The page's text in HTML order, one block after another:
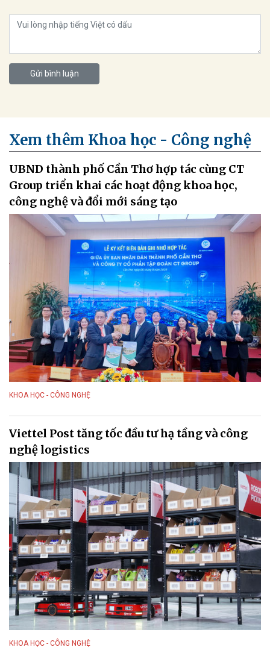
Gửi bình luận
Xem thêm Khoa học - Công nghệ
UBND thành phố Cần Thơ hợp tác cùng CT
Group triển khai các hoạt động khoa học,
công nghệ và đổi mới sáng tạo
KHOA HỌC - CÔNG NGHỆ
Viettel Post tăng tốc đầu tư hạ tầng và công
nghệ logistics
KHOA HỌC - CÔNG NGHỆ